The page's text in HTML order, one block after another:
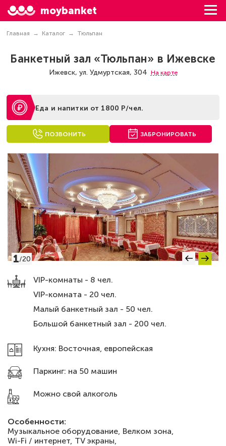
moybanket
Главная Каталог Тюльпан
Банкетный зал «Тюльпан» в Ижевске
Ижевск, ул. Удмуртская, 304 На карте
Еда и напитки от 1800 Р/чел.
ПОЗВОНИТЬ ЗАБРОНИРОВАТЬ
VIP-комнаты - 8 чел.
VIP-комната - 20 чел.
Малый банкетный зал - 50 чел.
Большой банкетный зал - 200 чел.
Кухня: Восточная, европейская
Паркинг: на 50 машин
Можно свой алкоголь
Особенности:
Музыкальное оборудование, Велком зона,
Wi-Fi / интернет, TV экраны,
1/20